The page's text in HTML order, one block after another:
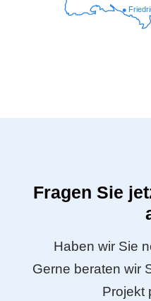
Fragen Sie
Haben wir Sie
Gerne beraten wir
Projekt